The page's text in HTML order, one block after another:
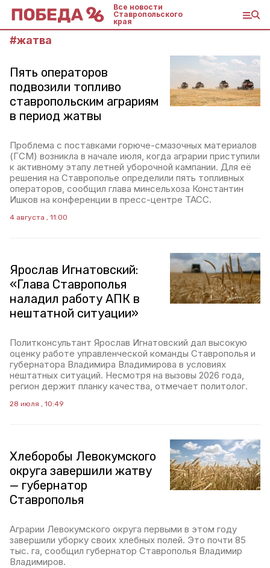
Все новости
Ставропольского
края
#жатва
Пять операторов
подвозили топливо
ставропольским аграриям
в период жатвы
Проблема с поставками горюче-смазочных материалов
(ГСМ) возникла в начале июля, когда аграрии приступили
к активному этапу летней уборочной кампании. Для её
решения на Ставрополье определили пять топливных
операторов, сообщил глава минсельхоза Константин
Ишков на конференции в пресс-центре ТАСС.
4 августа , 11:00
Ярослав Игнатовский:
«Глава Ставрополья
наладил работу АПК в
нештатной ситуации»
Политконсультант Ярослав Игнатовский дал высокую
оценку работе управленческой команды Ставрополья и
губернатора Владимира Владимирова в условиях
нештатных ситуаций. Несмотря на вызовы 2026 года,
регион держит планку качества, отмечает политолог.
28 июля , 10:49
Хлеборобы Левокумского
округа завершили жатву
— губернатор
Ставрополья
Аграрии Левокумского округа первыми в этом году
завершили уборку своих хлебных полей. Это почти 85
тыс. га, сообщил губернатор Ставрополья Владимир
Владимиров.